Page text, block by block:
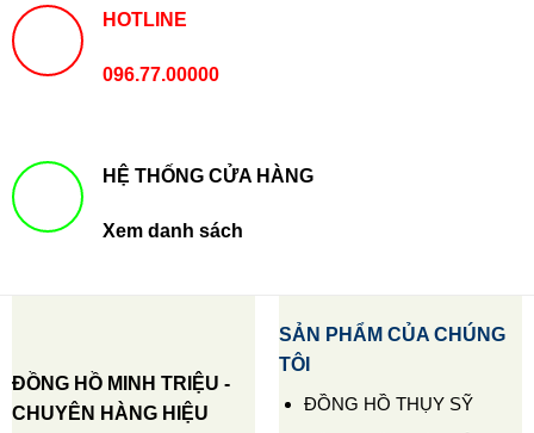
HOTLINE
096.77.00000
HỆ THỐNG CỬA HÀNG
Xem danh sách
ĐỒNG HỒ MINH TRIỆU -
CHUYÊN HÀNG HIỆU
SẢN PHẨM CỦA CHÚNG
TÔI
ĐỒNG HỒ THỤY SỸ